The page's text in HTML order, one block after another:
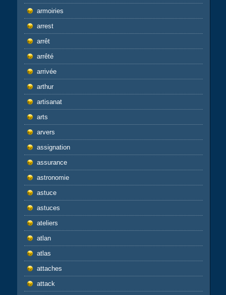
armoiries
arrest
arrêt
arrêté
arrivée
arthur
artisanat
arts
arvers
assignation
assurance
astronomie
astuce
astuces
ateliers
atlan
atlas
attaches
attack